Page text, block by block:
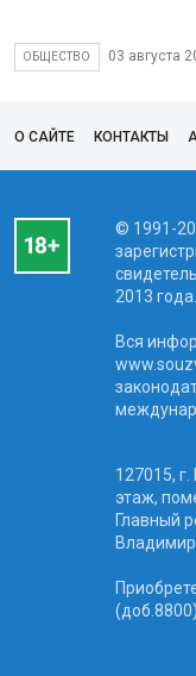
ОБЩЕСТВО 03 августа
О САЙТЕ КОНТАКТЫ
© 1991-
2013 года.
Вся
127015,
этаж,
Главный
(доб.8800)